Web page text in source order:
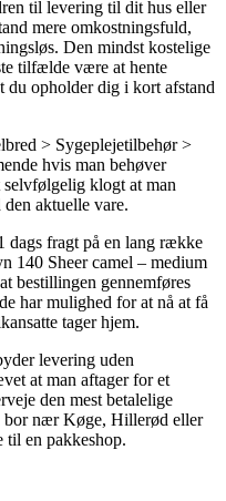
til levering til dit hus eller
mere omkostningsfuld,
Den mindst kostelige
tilfælde være at hente
du opholder dig i kort afstand
> Sygeplejetilbehør >
hvis man behøver
klogt at man
aktuelle vare.
dags fragt på en lang række
140 Sheer camel – medium
bestillingen gennemføres
har mulighed for at nå at få
tager hjem.
levering uden
at man aftager for et
den mest betalelige
bor nær Køge, Hillerød eller
en pakkeshop.